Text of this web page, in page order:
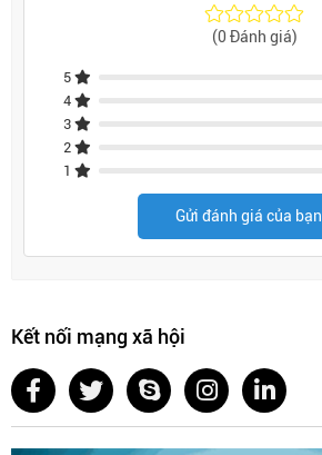
(0 Đánh giá)
5
4
3
2
1
Gửi đánh giá của bạn
Kết nối mạng xã hội